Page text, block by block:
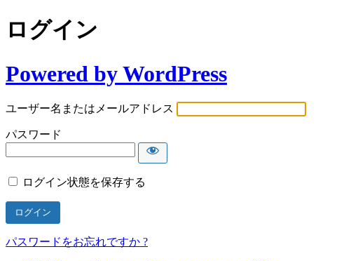
ログイン
Powered by WordPress
ユーザー名またはメールアドレス
パスワード
ログイン状態を保存する
パスワードをお忘れですか ?